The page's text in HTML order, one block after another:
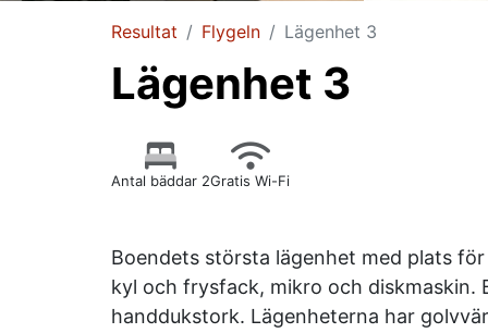
Resultat Flygeln Lägenhet 3
Lägenhet 3
Antal bäddar 2Gratis Wi-Fi
Boendets största lägenhet med plats
kyl och frysfack, mikro och diskmaskin.
handdukstork. Lägenheterna har